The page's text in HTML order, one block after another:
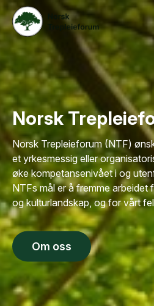
Norsk
Norsk Trepleieforum (NTF)
et yrkesmessig eller
øke kompetansenivået i og
NTFs mål er å fremme
og kulturlandskap, og for vårt
Om oss